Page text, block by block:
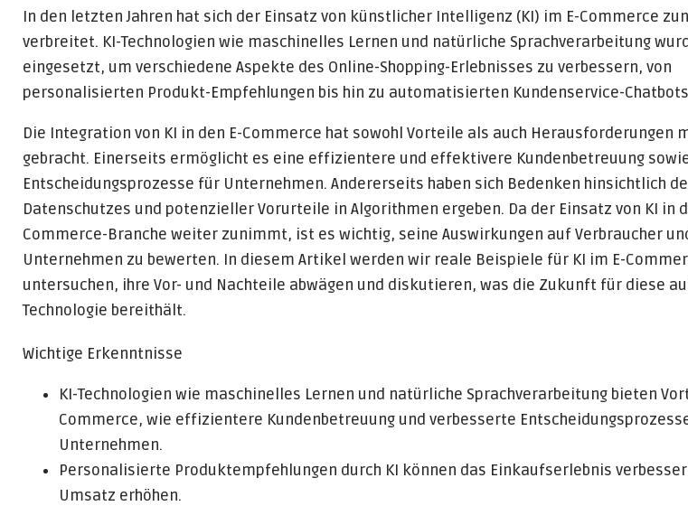
In den letzten Jahren hat sich der Einsatz von künstlicher Intelligenz (KI) im E-Commerce
verbreitet. KI-Technologien wie maschinelles Lernen und natürliche Sprachverarbeitung
eingesetzt, um verschiedene Aspekte des Online-Shopping-Erlebnisses zu verbessern, von
personalisierten Produkt-Empfehlungen bis hin zu automatisierten Kundenservice-
Die Integration von KI in den E-Commerce hat sowohl Vorteile als auch Herausforderungen
gebracht. Einerseits ermöglicht es eine effizientere und effektivere Kundenbetreuung
Entscheidungsprozesse für Unternehmen. Andererseits haben sich Bedenken hinsichtlich
Datenschutzes und potenzieller Vorurteile in Algorithmen ergeben. Da der Einsatz von KI in
Commerce-Branche weiter zunimmt, ist es wichtig, seine Auswirkungen auf Verbraucher
Unternehmen zu bewerten. In diesem Artikel werden wir reale Beispiele für KI im E-
untersuchen, ihre Vor- und Nachteile abwägen und diskutieren, was die Zukunft für diese
Technologie bereithält.
Wichtige Erkenntnisse
KI-Technologien wie maschinelles Lernen und natürliche Sprachverarbeitung bieten
Commerce, wie effizientere Kundenbetreuung und verbesserte
Unternehmen.
Personalisierte Produktempfehlungen durch KI können das Einkaufserlebnis
Umsatz erhöhen.